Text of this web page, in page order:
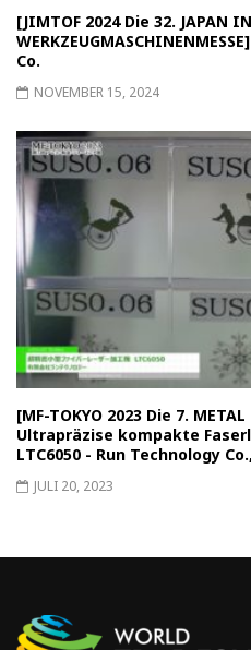
[JIMTOF 2024 Die 32. JAPAN
Co.
NOVEMBER 15, 2024
[MF-TOKYO 2023 Die 7.
Ultrapräzise kompakte
LTC6050 - Run Technology
JULI 20, 2023